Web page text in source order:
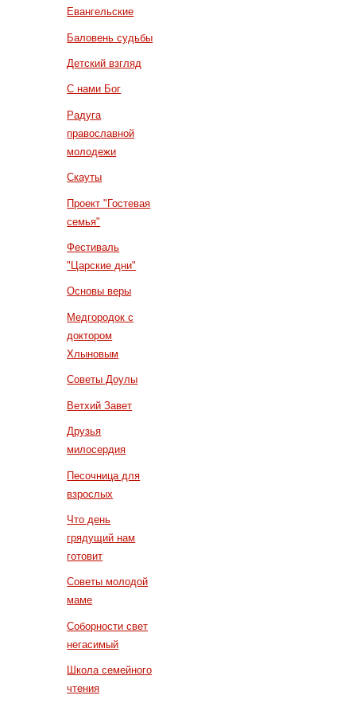
Евангельские
Баловень судьбы
Детский взгляд
С нами Бог
Радуга
православной
молодежи
Скауты
Проект "Гостевая
семья"
Фестиваль
"Царские дни"
Основы веры
Медгородок с
доктором
Хлыновым
Советы Доулы
Ветхий Завет
Друзья
милосердия
Песочница для
взрослых
Что день
грядущий нам
готовит
Советы молодой
маме
Соборности свет
негасимый
Школа семейного
чтения